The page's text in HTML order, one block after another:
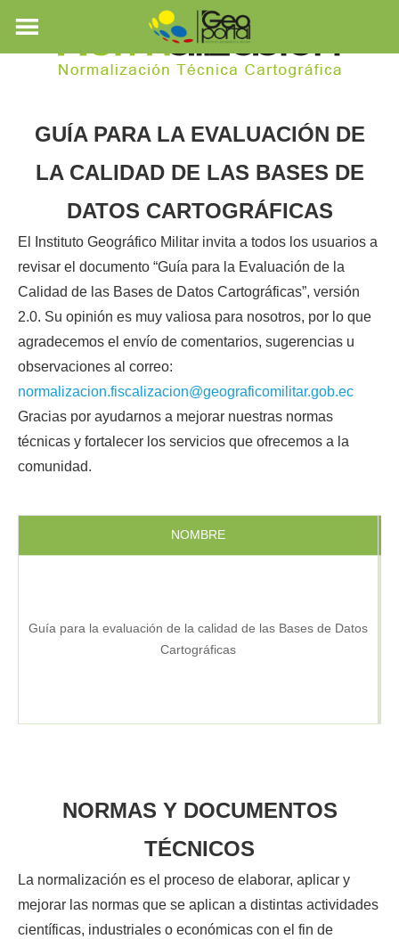
GUÍA PARA LA EVALUACIÓN DE
LA CALIDAD DE LAS BASES DE
DATOS CARTOGRÁFICAS
El Instituto Geográfico Militar invita a todos los usuarios a
revisar el documento “Guía para la Evaluación de la
Calidad de las Bases de Datos Cartográficas”, versión
2.0. Su opinión es muy valiosa para nosotros, por lo que
agradecemos el envío de comentarios, sugerencias u
observaciones al correo:
normalizacion.fiscalizacion@geograficomilitar.gob.ec
Gracias por ayudarnos a mejorar nuestras normas
técnicas y fortalecer los servicios que ofrecemos a la
comunidad.
NOMBRE
Guía para la evaluación de la calidad de las Bases de Datos
Cartográficas
NORMAS Y DOCUMENTOS
TÉCNICOS
La normalización es el proceso de elaborar, aplicar y
mejorar las normas que se aplican a distintas actividades
científicas, industriales o económicas con el fin de